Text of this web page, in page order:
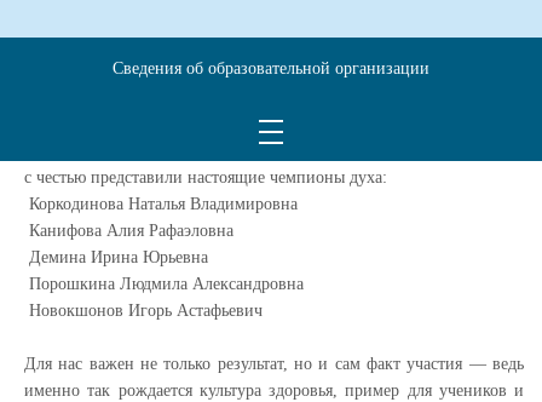
комиссаров, 13) прошли районные соревнования по лыжным
с честью представили настоящие чемпионы духа:
Коркодинова Наталья Владимировна
Канифова Алия Рафаэловна
Демина Ирина Юрьевна
Порошкина Людмила Александровна
Новокшонов Игорь Астафьевич
Для нас важен не только результат, но и сам факт участия — ведь
именно так рождается культура здоровья, пример для учеников и
Сведения об образовательной организации